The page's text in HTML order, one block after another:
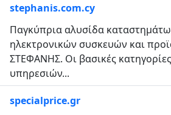
stephanis.com.cy
Παγκύπρια αλυσίδα
ηλεκτρονικών συσκευών και
ΣΤΕΦΑΝΗΣ. Οι βασικές
υπηρεσιών...
specialprice.gr